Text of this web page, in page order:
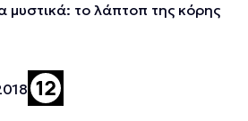
μυστικά: το λάπτοπ της κόρης